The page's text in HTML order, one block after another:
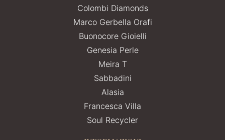
Colombi Diamonds
Marco Gerbella Orafi
Buonocore Gioielli
Genesia Perle
Meira T
Sabbadini
Alasia
Francesca Villa
Soul Recycler